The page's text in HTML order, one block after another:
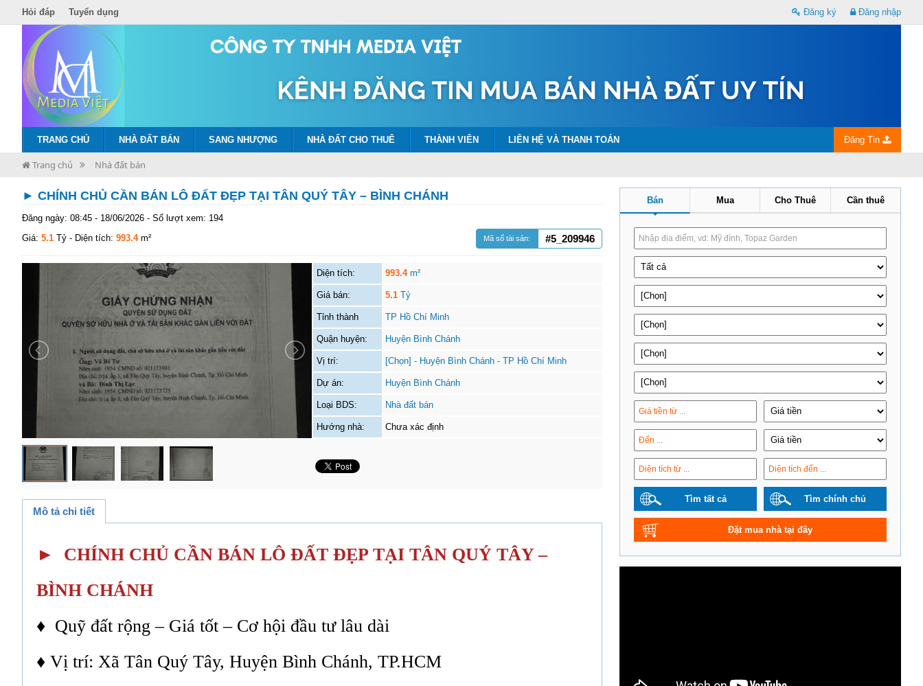
Hỏi đáp Tuyển dụng Đăng ký Đăng nhập
TRANG CHỦ NHÀ ĐẤT BÁN SANG NHƯỢNG NHÀ ĐẤT CHO THUÊ THÀNH VIÊN LIÊN HỆ VÀ THANH TOÁN Đăng Tin
Trang chủ Nhà đất bán
Bán Mua Cho Thuê Cần thuê
Tìm tất cả Tìm chính chủ
Đặt mua nhà tại đây
► CHÍNH CHỦ CẦN BÁN LÔ ĐẤT ĐẸP TẠI TÂN QUÝ TÂY – BÌNH CHÁNH
Đăng ngày: 08:45 - 18/06/2026 - Số lượt xem: 194
Giá: 5.1 Tỷ - Diện tích: 993.4m² Mã số tài sản: #5_209946
Diện tích: 993.4m²
Giá bán: 5.1 Tỷ
Tỉnh thành TP Hồ Chí Minh
Quận huyện: Huyện Bình Chánh
Vị trí: [Chọn] - Huyện Bình Chánh - TP Hồ Chí Minh
Dự án: Huyện Bình Chánh
Loại BDS: Nhà đất bán
Hướng nhà: Chưa xác định
Mô tả chi tiết
► CHÍNH CHỦ CẦN BÁN LÔ ĐẤT ĐẸP TẠI TÂN QUÝ TÂY –
BÌNH CHÁNH
♦ Quỹ đất rộng – Giá tốt – Cơ hội đầu tư lâu dài
♦ Vị trí: Xã Tân Quý Tây, Huyện Bình Chánh, TP.HCM